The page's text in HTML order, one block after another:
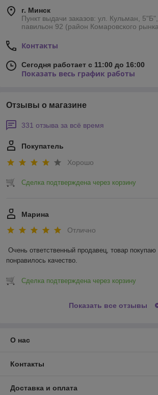
г. Минск
Пункт выдачи заказов: ул. Кульман,
павильон 92 (район Комаровского
Контакты
Сегодня работает с 11:00 до 16:00
Показать весь график работы
Отзывы о магазине
331 отзыва за всё время
Покупатель
Хорошо
Сделка подтверждена через корзину
Марина
Отлично
Очень ответственный продавец, товар покупаю
понравилось качество.
Сделка подтверждена через корзину
Показать все отзывы
О нас
Контакты
Доставка и оплата